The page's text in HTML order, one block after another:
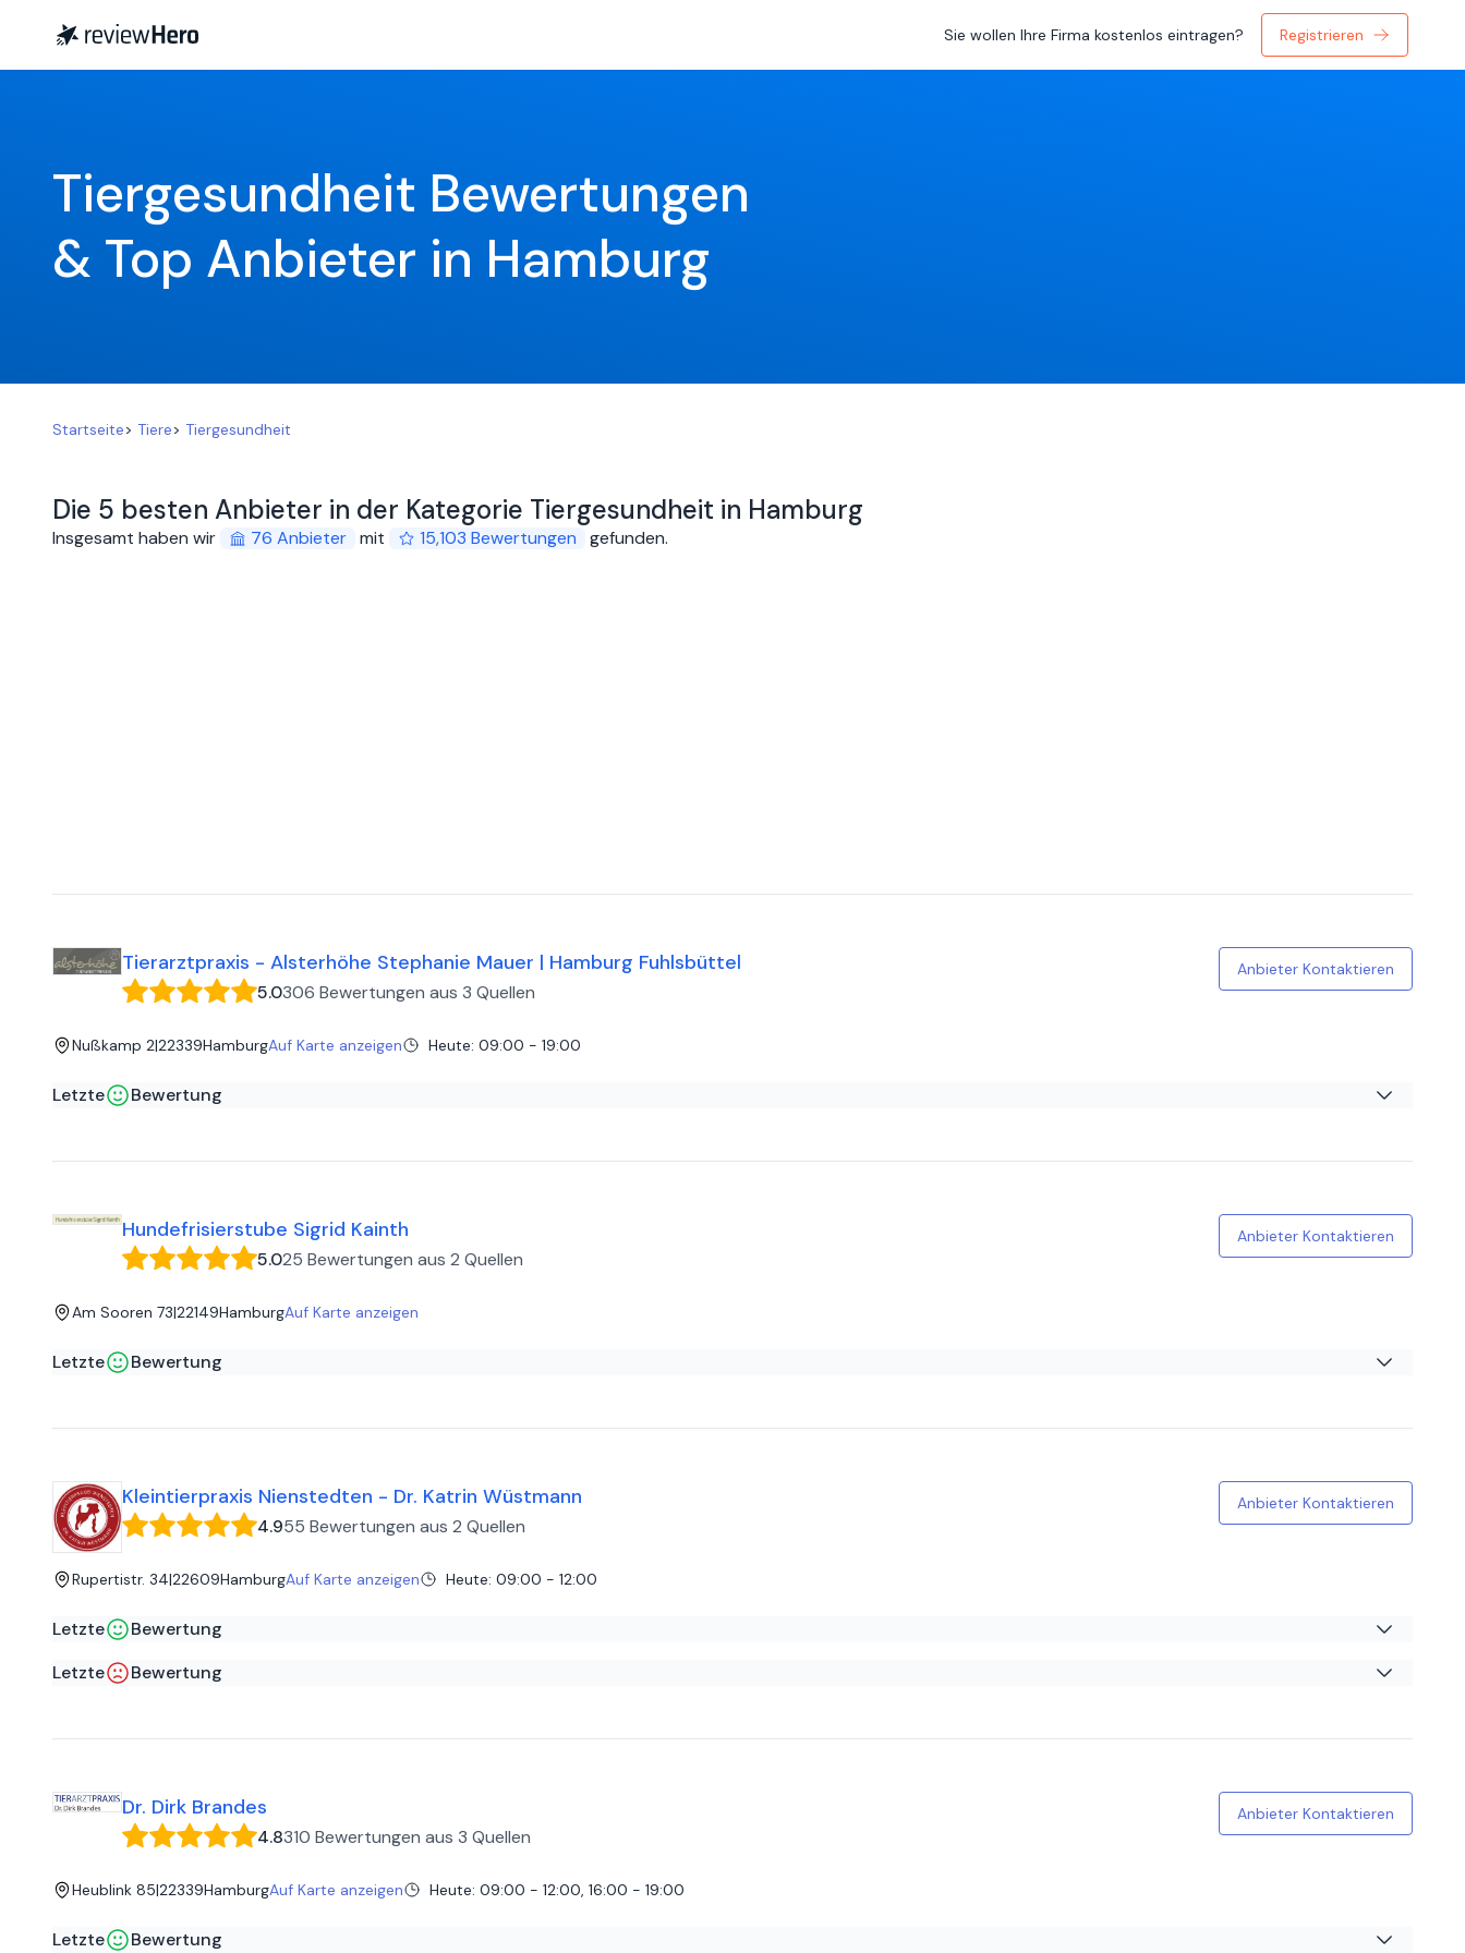
Sie wollen Ihre Firma kostenlos eintragen? Registrieren
Tiergesundheit Bewertungen
& Top Anbieter in Hamburg
Startseite> Tiere> Tiergesundheit
Die 5 besten Anbieter in der Kategorie Tiergesundheit in Hamburg
Insgesamt haben wir 76 Anbieter mit 15,103 Bewertungen gefunden.
Tierarztpraxis - Alsterhöhe Stephanie Mauer | Hamburg Fuhlsbüttel
5.0306 Bewertungen aus 3 Quellen
Anbieter Kontaktieren
Nußkamp 2|22339HamburgAuf Karte anzeigen Heute: 09:00 - 19:00
Letzte Bewertung
Diese Tierärztinnen & Team sind GOLD wert.
Hundefrisierstube Sigrid Kainth
5.025 Bewertungen aus 2 Quellen
Anbieter Kontaktieren
Am Sooren 73|22149HamburgAuf Karte anzeigen
Letzte Bewertung
Unser Border Collie Xantos sieht wie immer nach dem Salonbesuch toll aus. Und er läßt die ganze Prozedur ganz brav über sich ergehen, obwohl er sonst sehr eigenwillig ist. Na, kommt
Kleintierpraxis Nienstedten - Dr. Katrin Wüstmann
4.955 Bewertungen aus 2 Quellen
Anbieter Kontaktieren
Rupertistr. 34|22609HamburgAuf Karte anzeigen Heute: 09:00 - 12:00
Letzte Bewertung
Letzte Bewertung
Hatte um einen Hausbesuch gebeten da mein Kater schwer herzkrank war und ein Transport in die Praxis nicht möglich war. Ich bekam als Antwort, für einen Hausbesuch könne man 5
Dr. Dirk Brandes
4.8310 Bewertungen aus 3 Quellen
Anbieter Kontaktieren
Heublink 85|22339HamburgAuf Karte anzeigen Heute: 09:00 - 12:00, 16:00 - 19:00
Letzte Bewertung